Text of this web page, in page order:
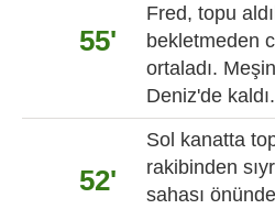
55'
Fred, topu
bekletmeden
ortaladı.
Deniz'de kaldı.
52'
Sol kanatta
rakibinden
sahası